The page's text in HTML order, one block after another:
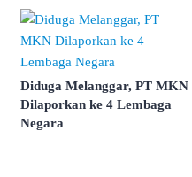
Diduga Melanggar, PT MKN
Dilaporkan ke 4 Lembaga
Negara